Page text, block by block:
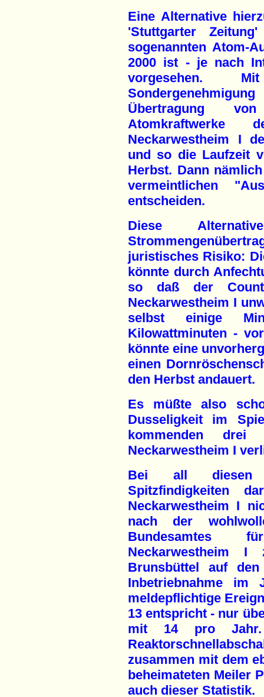
Eine Alternative
'Stuttgarter
sogenannten Atom-
2000 ist - je nach
vorgesehen.
Übertragung
Atomkraftwerke
Neckarwestheim I
und so die Laufzeit
Herbst. Dann
vermeintlichen
entscheiden.
Diese
juristisches Risiko:
könnte durch
so daß der
Neckarwestheim I
selbst einige
Kilowattminuten -
könnte eine
einen
den Herbst andauert.
Es müßte also
Dusseligkeit im
kommenden drei
Neckarwestheim I
Bei all diesen
Spitzfindigkeiten
Neckarwestheim I
nach der
Bundesamtes
Neckarwestheim
Brunsbüttel auf
Inbetriebnahme
meldepflichtige
13 entspricht - nur
mit 14 pro
zusammen mit dem
beheimateten Meiler
auch dieser Statistik.